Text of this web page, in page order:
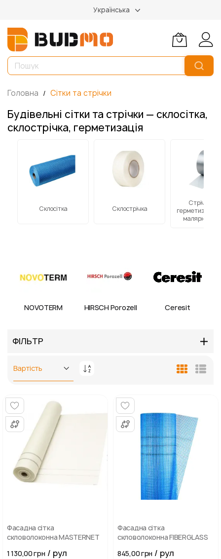
Українська
Головна Сітки та стрічки
Будівельні сітки та стрічки — склосітка,
склострічка, герметизація
Склосітка Склострічка
Стрічки
герметизації,
малярні
NOVOTERM HIRSCH Porozell Ceresit
ФІЛЬТР
Сортувати
збільшення
Фасадна сітка
скловолоконна MASTERNET
1 130,00 грн / рул
Фасадна сітка
скловолоконна FIBERGLASS
845,00 грн / рул